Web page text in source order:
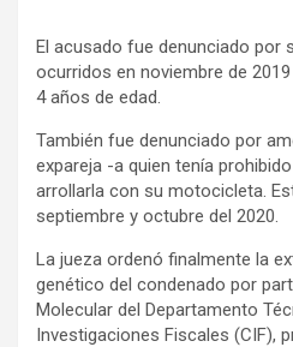
El acusado fue denunciado por
ocurridos en noviembre de
4 años de edad.
También fue denunciado por
expareja -a quien tenía
arrollarla con su motocicleta.
septiembre y octubre del 2020.
La jueza ordenó finalmente la
genético del condenado por
Molecular del Departamento
Investigaciones Fiscales (CIF),